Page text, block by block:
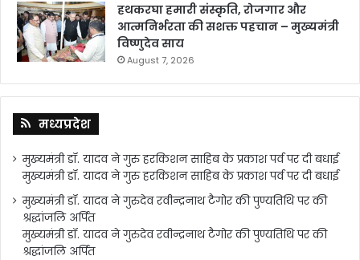
हथकरघा हमारी संस्कृति, रोजगार और
आत्मनिर्भरता की सशक्त पहचान – मुख्यमंत्री
विष्णुदेव साय
August 7, 2026
मध्यप्रदेश
मुख्यमंत्री डॉ. यादव ने गुरु हरकिशन साहिब के प्रकाश पर्व पर दी बधाई
मुख्यमंत्री डॉ. यादव ने गुरु हरकिशन साहिब के प्रकाश पर्व पर दी बधाई
मुख्यमंत्री डॉ. यादव ने गुरुदेव रवीन्द्रनाथ टैगोर की पुण्यतिथि पर की
श्रद्धांजलि अर्पित
मुख्यमंत्री डॉ. यादव ने गुरुदेव रवीन्द्रनाथ टैगोर की पुण्यतिथि पर की
श्रद्धांजलि अर्पित